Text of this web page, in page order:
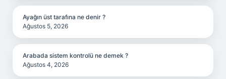
Ayağın üst tarafına ne denir ?
Ağustos 5, 2026
Arabada sistem kontrolü ne demek ?
Ağustos 4, 2026